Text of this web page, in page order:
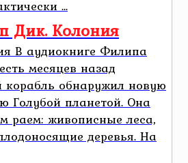
...
Дик. Колония
В аудиокниге Филипа
месяцев назад
корабль обнаружил новую
Голубой планетой. Она
раем: живописные леса,
деревья. На